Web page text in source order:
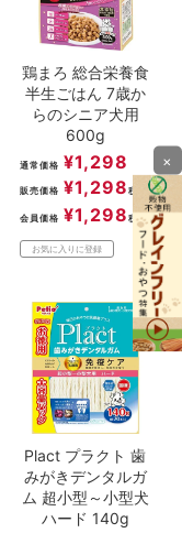
鶏まろ 総合栄養食
半生ごはん 7歳か
らのシニア犬用
600g
通常価格 ¥1,298
販売価格 ¥1,298 税込
会員価格 ¥1,298 税込
お気に入りに登録
Plact プラクト 歯
みがきデンタルガ
ム 超小型～小型犬
ハード 140g
×